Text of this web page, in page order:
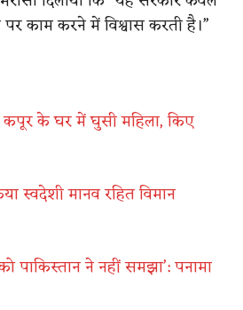
काम करने में विश्वास करती है।”
के घर में घुसी महिला, किए
स्वदेशी मानव रहित विमान
पाकिस्तान ने नहीं समझा’: पनामा